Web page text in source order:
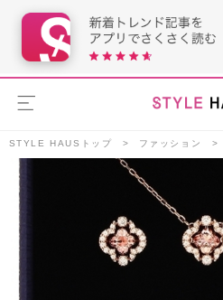
STYLE HAUSトップ ファッション